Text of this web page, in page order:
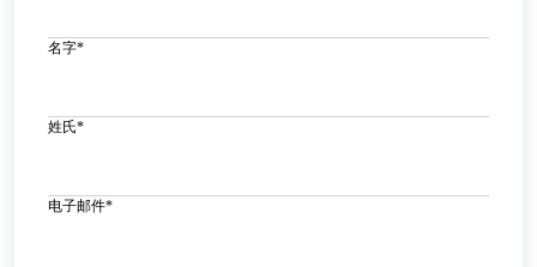
名字*
姓氏*
电子邮件*